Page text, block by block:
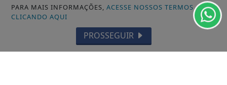
PORTO GRANDE
TARTARUGALZINHO
PEDRA BRANCA DO AMAPARI
PARA MAIS INFORMAÇÕES,ACESSE NOSSOS TERMOS
CLICANDO AQUI
PROSSEGUIR